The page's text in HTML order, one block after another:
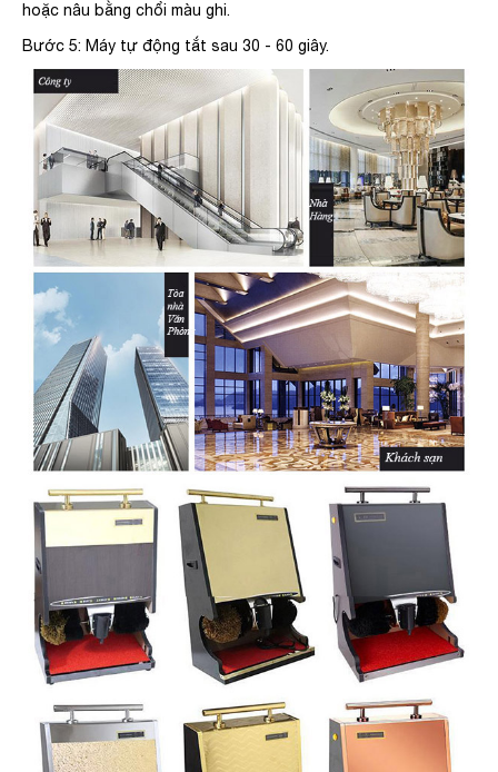
hoặc nâu bằng chổi màu ghi.
Bước 5: Máy tự động tắt sau 30 - 60 giây.